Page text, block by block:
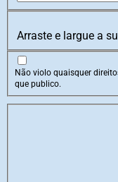
Arraste e largue a
Não violo quaisquer
que publico.